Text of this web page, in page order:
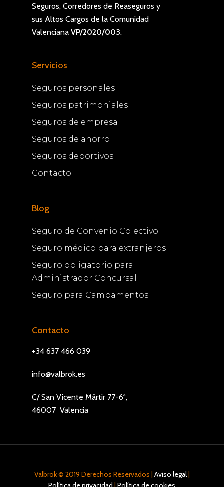
Seguros, Corredores de Reaseguros y
sus Altos Cargos de la Comunidad
Valenciana VP/2020/003.
Servicios
Seguros personales
Seguros patrimoniales
Seguros de empresa
Seguros de ahorro
Seguros deportivos
Contacto
Blog
Seguro de Convenio Colectivo
Seguro médico para extranjeros
Seguro obligatorio para
Administrador Concursal
Seguro para Campamentos
Contacto
+34 637 466 039
info@valbrok.es
C/ San Vicente Mártir 77-6ª,
46007 Valencia
Valbrok © 2019 Derechos Reservados | Aviso legal|